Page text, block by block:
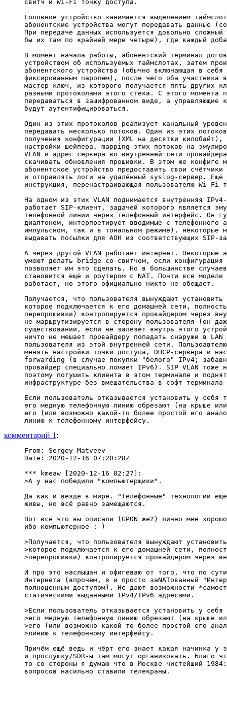
свитч и Wi-Fi точку доступа.
Головное устройство занимается выделением
абонентские устройства могут передавать данные
При передаче данных используется довольно
бы их там по крайней мере четыре), где каждый
В момент начала работы, абонентский терминал
устройством об используемых таймслотах, затем
абонентского устройства (обычно включающая в себя
фиксированным паролем), после чего оба участника
мастер-ключ, из которого получается пять других
разными протоколами этого стека. С этого момента
передаваться в зашифрованном виде, а управляющие
будут аутентифицироваться.
Один из этих протоколов реализует канальный
передавать несколько потоков. Один из этих
получения конфигурации (XML на десятки килобайт),
настройки шейпера, mapping этих потоков на
VLAN и адрес сервера во внутренней сети
скачивать обновления прошивки. В этом же конфиге
абонентское устройство предоставить свои
и отправлять логи на удалённый syslog-сервер. Ещё
инструкция, перенастраивающая пользователю Wi-Fi
На одном из этих VLAN поднимается внутренняя
работает SIP-клиент, задачей которого является
телефонной линии через телефонный интерфейс. Он
диалтоном, интерпретирует вводимые с телефонного
импульсном, так и в тональном режиме), некоторые
выдавать посылки для АОН из соответствующих SIP-
А через другой VLAN работает интернет. Некоторые
умеют делать bridge со свитчом, если конфигурация
позволяет им это сделать. Но в большинстве
становится ещё и роутером с NAT. Почти все
работает, но этого официально никто не обещает.
Получается, что пользователя вынуждают
которое подключается к его домашней сети,
перепрошивки) контролируется провайдером через
не маршрутизируется в сторону пользователя (он
существовании, если не залезет внутрь этого
ничто не мешает провайдеру попадать снаружи в LAN
пользователя из этой внутренней сети.
менять настройки точки доступа, DHCP-сервера и
forwarding (в случае покупки "белого" IPv4;
провайдер специально ломает IPv6). SIP VLAN тоже
поэтому потушить клиента в этом терминале и
инфраструктуре без вмешательства в софт
Если пользователь отказывается установить у себя
его медную телефонную линию обрезают (на крыше
его (или возможно какой-то более простой его
комментарий 1 :
From: Sergey Matveev
Date: 2020-12-16 07:20:28Z
*** kmeaw [2020-12-16 02:27]:
>А у нас победили "компьютерщики".
Да как и везде в мире. "Телефонные" технологии
живы, но всё равно замещаются.
Вот всё что вы описали (GPON же?) лично мне
ибо компьютерное :-)
>Получается, что пользователя вынуждают
>которое подключается к его домашней сети,
>перепрошивки) контролируется провайдером через
И про это наслышан и офигеваю от того, что по
Интернета (впрочем, я и просто заNATованный
полноценным доступом). Не дают возможности
статическими выданными IPv4/IPv6 адресами.
>Если пользователь отказывается установить у
>его медную телефонную линию обрезают (на крыше
>его (или возможно какой-то более простой его
>линию к телефонному интерфейсу.
Причём ещё ведь и чёрт его знает какая начинка у
и прослушку/SDR-ы там могут организовать. Благо
то со стороны я думаю что в Москве чистейший